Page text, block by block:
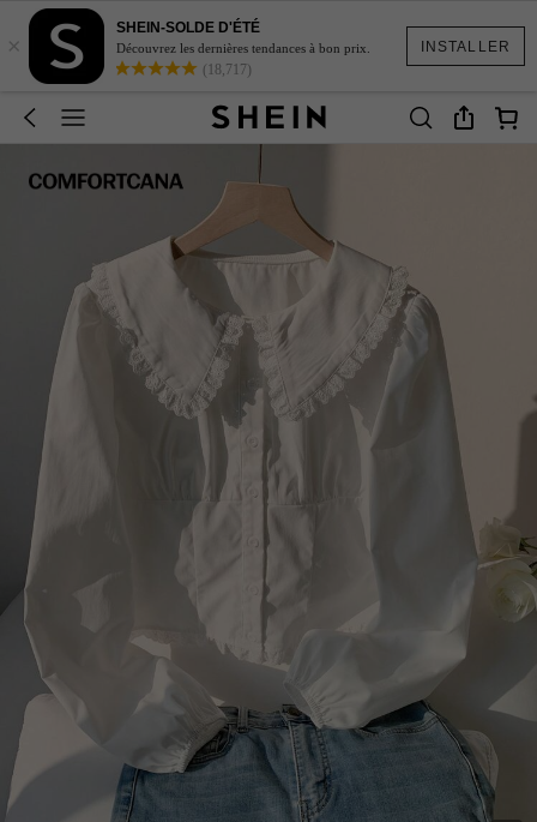
INSTALLER
×
SHEIN-SOLDE D'ÉTÉ
Découvrez les dernières tendances à bon prix.
(18,717)